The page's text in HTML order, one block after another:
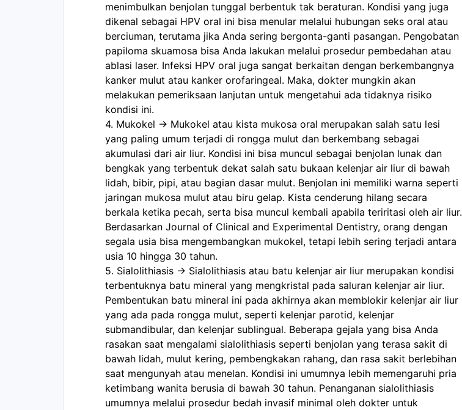
menimbulkan benjolan tunggal berbentuk tak beraturan. Kondisi yang juga
dikenal sebagai HPV oral ini bisa menular melalui hubungan seks oral atau
berciuman, terutama jika Anda sering bergonta-ganti pasangan. Pengobatan
papiloma skuamosa bisa Anda lakukan melalui prosedur pembedahan atau
ablasi laser. Infeksi HPV oral juga sangat berkaitan dengan berkembangnya
kanker mulut atau kanker orofaringeal. Maka, dokter mungkin akan
melakukan pemeriksaan lanjutan untuk mengetahui ada tidaknya risiko
kondisi ini.
4. Mukokel -> Mukokel atau kista mukosa oral merupakan salah satu lesi
yang paling umum terjadi di rongga mulut dan berkembang sebagai
akumulasi dari air liur. Kondisi ini bisa muncul sebagai benjolan lunak dan
bengkak yang terbentuk dekat salah satu bukaan kelenjar air liur di bawah
lidah, bibir, pipi, atau bagian dasar mulut. Benjolan ini memiliki warna seperti
jaringan mukosa mulut atau biru gelap. Kista cenderung hilang secara
berkala ketika pecah, serta bisa muncul kembali apabila teriritasi oleh air liur.
Berdasarkan Journal of Clinical and Experimental Dentistry, orang dengan
segala usia bisa mengembangkan mukokel, tetapi lebih sering terjadi antara
usia 10 hingga 30 tahun.
5. Sialolithiasis -> Sialolithiasis atau batu kelenjar air liur merupakan kondisi
terbentuknya batu mineral yang mengkristal pada saluran kelenjar air liur.
Pembentukan batu mineral ini pada akhirnya akan memblokir kelenjar air liur
yang ada pada rongga mulut, seperti kelenjar parotid, kelenjar
submandibular, dan kelenjar sublingual. Beberapa gejala yang bisa Anda
rasakan saat mengalami sialolithiasis seperti benjolan yang terasa sakit di
bawah lidah, mulut kering, pembengkakan rahang, dan rasa sakit berlebihan
saat mengunyah atau menelan. Kondisi ini umumnya lebih memengaruhi pria
ketimbang wanita berusia di bawah 30 tahun. Penanganan sialolithiasis
umumnya melalui prosedur bedah invasif minimal oleh dokter untuk